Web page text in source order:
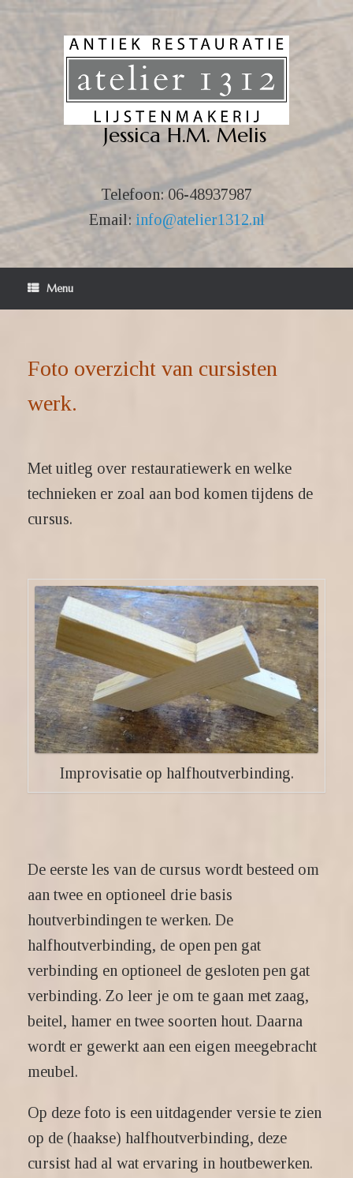
Jessica H.M. Melis
Telefoon:06-48937987
Email: info@atelier1312.nl
Menu
Foto overzicht van cursisten
werk.
Met uitleg over restauratiewerk en welke
technieken er zoal aan bod komen tijdens de
cursus.
Improvisatie op halfhoutverbinding.
De eerste les van de cursus wordt besteed om
aan twee en optioneel drie basis
houtverbindingen te werken. De
halfhoutverbinding, de open pen gat
verbinding en optioneel de gesloten pen gat
verbinding. Zo leer je om te gaan met zaag,
beitel, hamer en twee soorten hout. Daarna
wordt er gewerkt aan een eigen meegebracht
meubel.
Op deze foto is een uitdagender versie te zien
op de (haakse) halfhoutverbinding, deze
cursist had al wat ervaring in houtbewerken.